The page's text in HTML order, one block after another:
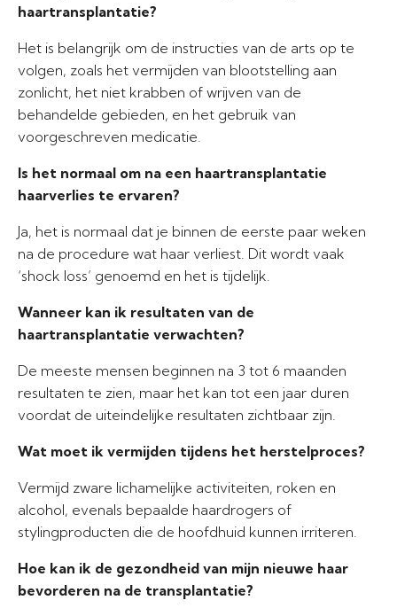
haartransplantatie?
Het is belangrijk om de instructies van de arts op te
volgen, zoals het vermijden van blootstelling aan
zonlicht, het niet krabben of wrijven van de
behandelde gebieden, en het gebruik van
voorgeschreven medicatie.
Is het normaal om na een haartransplantatie
haarverlies te ervaren?
Ja, het is normaal dat je binnen de eerste paar weken
na de procedure wat haar verliest. Dit wordt vaak
‘shock loss’ genoemd en het is tijdelijk.
Wanneer kan ik resultaten van de
haartransplantatie verwachten?
De meeste mensen beginnen na 3 tot 6 maanden
resultaten te zien, maar het kan tot een jaar duren
voordat de uiteindelijke resultaten zichtbaar zijn.
Wat moet ik vermijden tijdens het herstelproces?
Vermijd zware lichamelijke activiteiten, roken en
alcohol, evenals bepaalde haardrogers of
stylingproducten die de hoofdhuid kunnen irriteren.
Hoe kan ik de gezondheid van mijn nieuwe haar
bevorderen na de transplantatie?